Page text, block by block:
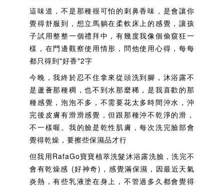
這味道，不是那種很可怕的刺鼻香味，是會讓你
覺得舒服到，想立馬躺在柔軟床上的感覺，讓孩
子試用整整一個禮拜中，有幾度我像個偷窺狂一
樣，在門邊觀察使用情形，問他使用心得，每每
都只得到"好香"2字
今晚，我終於忍不住拿來從頭洗到腳，沐浴露不
是蘆薈那種稠，也不到水那麼稀，是我喜歡的那
種感覺，泡泡不多，不需要花太多時間沖水，沖
完後皮膚有滑滑感覺，但跟那種沖不乾淨的滑，
不一樣喔。我的臉是乾性肌膚，每次洗完臉部會
覺得乾燥，要擦些保濕品才行
但我用RafaGo寶寶植萃洗髮沐浴露洗臉，洗完不
會有乾燥感 (好神奇)，感覺滿保濕，因最近天氣
炎熱，有些乳液塗在身上，不管過多久都會覺得